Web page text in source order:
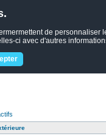
de
ci avec d'autres